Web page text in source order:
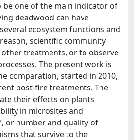
one of the main indicator of
deadwood can have
ecosystem functions and
scientific community
treatments, or to observe
The present work is
comparation, started in 2010,
post-fire treatments. The
their effects on plants
in microsites and
or number and quality of
that survive to the